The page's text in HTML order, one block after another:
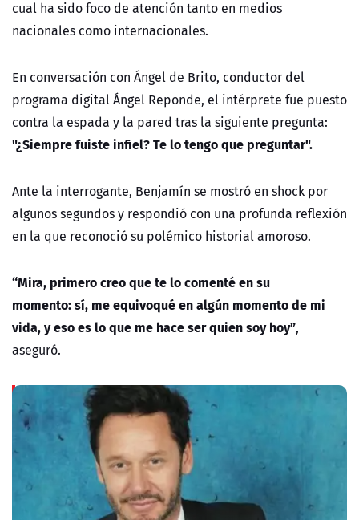
cual ha sido foco de atención tanto en medios
nacionales como internacionales.
En conversación con Ángel de Brito, conductor del
programa digital Ángel Reponde, el intérprete fue puesto
contra la espada y la pared tras la siguiente pregunta:
"¿Siempre fuiste infiel? Te lo tengo que preguntar".
Ante la interrogante, Benjamín se mostró en shock por
algunos segundos y respondió con una profunda reflexión
en la que reconoció su polémico historial amoroso.
“Mira, primero creo que te lo comenté en su
momento: sí, me equivoqué en algún momento de mi
vida, y eso es lo que me hace ser quien soy hoy”,
aseguró.